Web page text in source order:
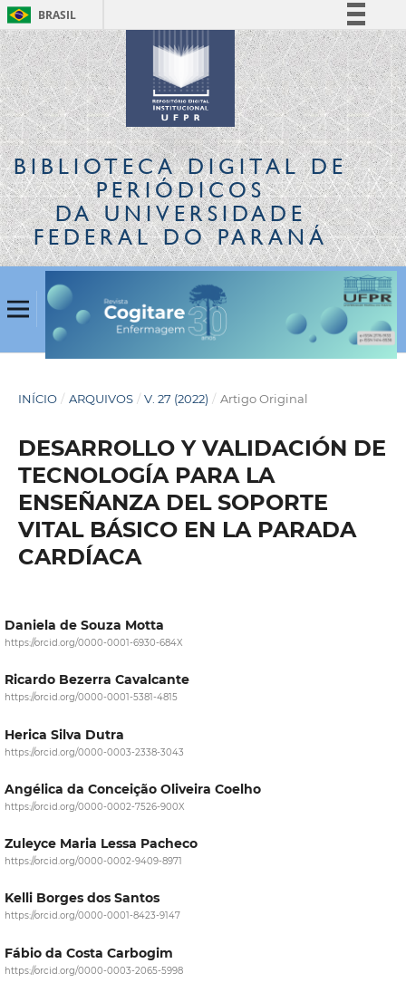
BRASIL
Simplifique!
Comunica BR
Participe
Acesso à informação
Legislação
Canais
BIBLIOTECA DIGITALDE
PERIÓDICOS
DA UNIVERSIDADE
FEDERAL DO PARANÁ
INÍCIO / ARQUIVOS / V. 27 (2022) / Artigo Original
DESARROLLO Y VALIDACIÓN DE
TECNOLOGÍA PARA LA
ENSEÑANZA DEL SOPORTE
VITAL BÁSICO EN LA PARADA
CARDÍACA
Daniela de Souza Motta
https://orcid.org/0000-0001-6930-684X
Ricardo Bezerra Cavalcante
https://orcid.org/0000-0001-5381-4815
Herica Silva Dutra
https://orcid.org/0000-0003-2338-3043
Angélica da Conceição Oliveira Coelho
https://orcid.org/0000-0002-7526-900X
Zuleyce Maria Lessa Pacheco
https://orcid.org/0000-0002-9409-8971
Kelli Borges dos Santos
https://orcid.org/0000-0001-8423-9147
Fábio da Costa Carbogim
https://orcid.org/0000-0003-2065-5998